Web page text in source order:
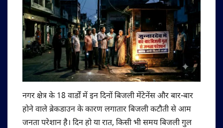
नगर क्षेत्र के 18 वार्डों में इन दिनों बिजली मेंटेनेंस और बार-बार
होने वाले ब्रेकडाउन के कारण लगातार बिजली कटौती से आम
जनता परेशान है। दिन हो या रात, किसी भी समय बिजली गुल